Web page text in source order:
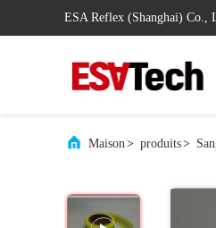
ESA Reflex (Shanghai) Co.,
Maison> produits>